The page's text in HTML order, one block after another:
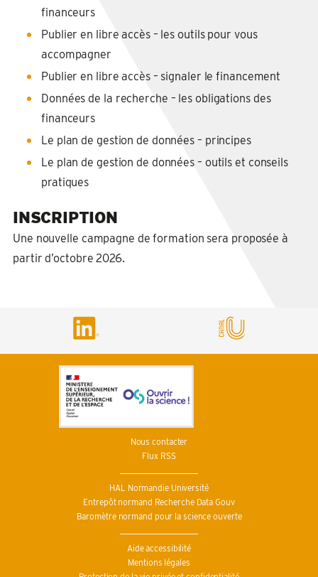
financeurs
Publier en libre accès – les outils pour vous
accompagner
Publier en libre accès – signaler le financement
Données de la recherche – les obligations des
financeurs
Le plan de gestion de données – principes
Le plan de gestion de données – outils et conseils
pratiques
INSCRIPTION
Une nouvelle campagne de formation sera proposée à
partir d’octobre 2026.
Nous contacter
Flux RSS
HAL Normandie Université
Entrepôt normand Recherche Data Gouv
Baromètre normand pour la science ouverte
Aide accessibilité
Mentions légales